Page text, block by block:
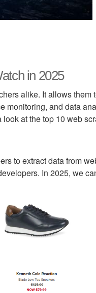
in 2025
alike. It allows them
monitoring, and data
at the top 10 web
to extract data from
In 2025, we